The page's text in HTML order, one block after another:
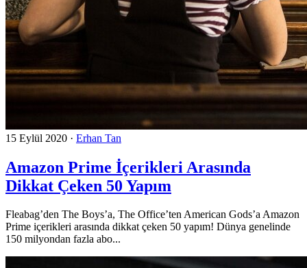
15 Eylül 2020 · Erhan Tan
Amazon Prime İçerikleri Arasında
Dikkat Çeken 50 Yapım
Fleabag’den The Boys’a, The Office’ten American Gods’a Amazon
Prime içerikleri arasında dikkat çeken 50 yapım! Dünya genelinde
150 milyondan fazla abo...